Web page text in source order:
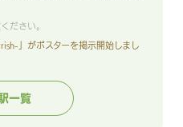
ださい。
」がポスターを掲示開始しまし
一覧